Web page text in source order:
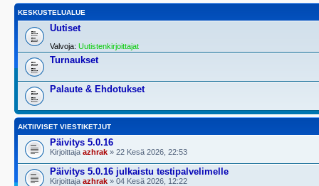
KESKUSTELUALUE
Uutiset
Valvoja: Uutistenkirjoittajat
Turnaukset
Palaute & Ehdotukset
AKTIIVISET VIESTIKETJUT
Päivitys 5.0.16
Kirjoittaja azhrak » 22 Kesä 2026, 22:53
Päivitys 5.0.16 julkaistu testipalvelimelle
Kirjoittaja azhrak » 04 Kesä 2026, 12:22